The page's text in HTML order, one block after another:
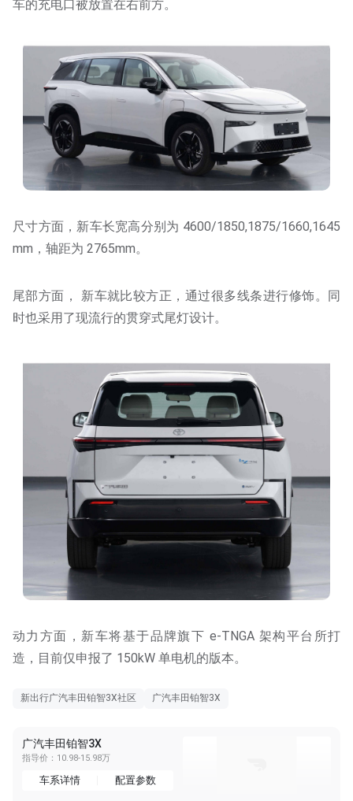
车的充电口被放置在右前方。
尺寸方面，新车长宽高分别为 4600/1850,1875/1660,1645
mm，轴距为 2765mm。
尾部方面， 新车就比较方正，通过很多线条进行修饰。同
时也采用了现流行的贯穿式尾灯设计。
动力方面，新车将基于品牌旗下 e-TNGA 架构平台所打
造，目前仅申报了 150kW 单电机的版本。
新出行广汽丰田铂智3X社区 广汽丰田铂智3X
广汽丰田铂智3X
指导价：10.98-15.98万
车系详情 配置参数